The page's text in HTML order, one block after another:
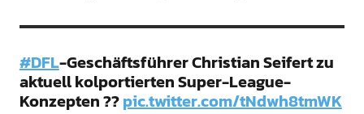
#DFL-Geschäftsführer Christian Seifert zu
aktuell kolportierten Super-League-
Konzepten ??pic.twitter.com/tNdwh8tmWK